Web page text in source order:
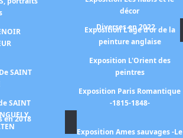
SAINT
SAINT
décor
Exposition L'age d'or de la
peinture anglaise
Exposition L'Orient des
peintres
Exposition Paris Romantique
-1815-1848-
en 2018
Exposition Ames sauvages -Le
Diverses en 2022